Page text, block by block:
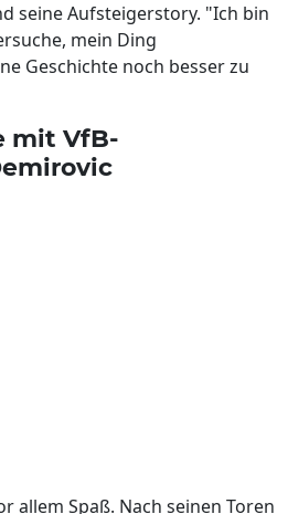
seine Aufsteigerstory. "Ich bin
mein Ding
Geschichte noch besser zu
mit VfB-
allem Spaß. Nach seinen Toren